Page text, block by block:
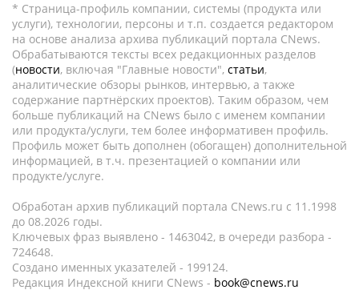
* Страница-профиль компании, системы (продукта или
услуги), технологии, персоны и т.п. создается редактором
на основе анализа архива публикаций портала CNews.
Обрабатываются тексты всех редакционных разделов
(новости, включая "Главные новости", статьи,
аналитические обзоры рынков, интервью, а также
содержание партнёрских проектов). Таким образом, чем
больше публикаций на CNews было с именем компании
или продукта/услуги, тем более информативен профиль.
Профиль может быть дополнен (обогащен) дополнительной
информацией, в т.ч. презентацией о компании или
продукте/услуге.
Обработан архив публикаций портала CNews.ru c 11.1998
до 08.2026 годы.
Ключевых фраз выявлено - 1463042, в очереди разбора -
724648.
Создано именных указателей - 199124.
Редакция Индексной книги CNews - book@cnews.ru